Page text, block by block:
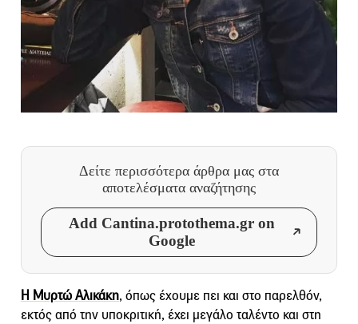
Δείτε περισσότερα άρθρα μας στα
αποτελέσματα αναζήτησης
Add Cantina.protothema.gr on
Google
Η Μυρτώ Αλικάκη, όπως έχουμε πει και στο παρελθόν,
εκτός από την υποκριτική, έχει μεγάλο ταλέντο και στη